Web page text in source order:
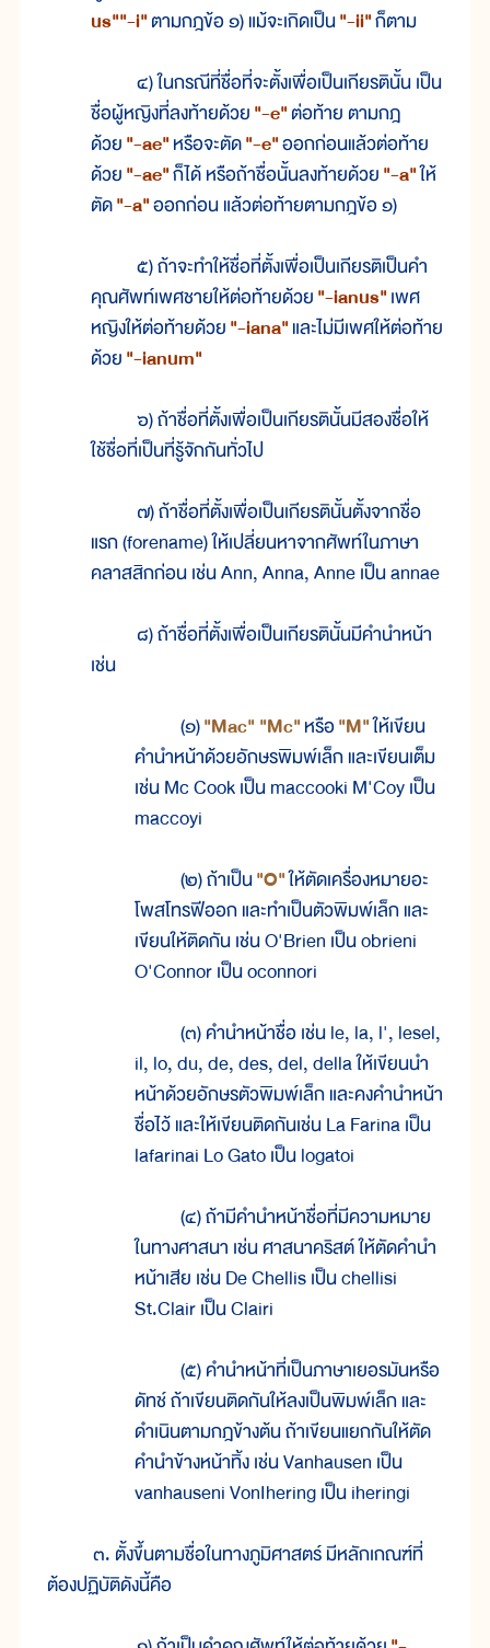
us""-i"ตามกฎข้อ ๑) แม้จะเกิดเป็น"-ii"ก็ตาม
๔) ในกรณีที่ชื่อที่จะตั้งเพื่อเป็นเกียรตินั้น เป็น
ชื่อผู้หญิงที่ลงท้ายด้วย"-e"ต่อท้าย ตามกฎ
ด้วย"-ae"หรือจะตัด"-e"ออกก่อนแล้วต่อท้าย
ด้วย"-ae"ก็ได้ หรือถ้าชื่อนั้นลงท้ายด้วย"-a"ให้
ตัด"-a"ออกก่อน แล้วต่อท้ายตามกฎข้อ ๑)
๕) ถ้าจะทำให้ชื่อที่ตั้งเพื่อเป็นเกียรติเป็นคำ
คุณศัพท์เพศชายให้ต่อท้ายด้วย"-ianus"เพศ
หญิงให้ต่อท้ายด้วย"-iana"และไม่มีเพศให้ต่อท้าย
ด้วย"-ianum"
๖) ถ้าชื่อที่ตั้งเพื่อเป็นเกียรตินั้นมีสองชื่อให้
ใช้ชื่อที่เป็นที่รู้จักกันทั่วไป
๗) ถ้าชื่อที่ตั้งเพื่อเป็นเกียรตินั้นตั้งจากชื่อ
แรก (forename) ให้เปลี่ยนหาจากศัพท์ในภาษา
คลาสสิกก่อน เช่น Ann, Anna, Anne เป็น annae
๘) ถ้าชื่อที่ตั้งเพื่อเป็นเกียรตินั้นมีคำนำหน้า
เช่น
(๑)"Mac" "Mc"หรือ"M"ให้เขียน
คำนำหน้าด้วยอักษรพิมพ์เล็ก และเขียนเต็ม
เช่น Mc Cook เป็น maccooki M'Coy เป็น
maccoyi
(๒) ถ้าเป็น"O"ให้ตัดเครื่องหมายอะ
โพสโทรฟีออก และทำเป็นตัวพิมพ์เล็ก และ
เขียนให้ติดกัน เช่น O'Brien เป็น obrieni
O'Connor เป็น oconnori
(๓) คำนำหน้าชื่อ เช่น le, la, l', lesel,
il, lo, du, de, des, del, della ให้เขียนนำ
หน้าด้วยอักษรตัวพิมพ์เล็ก และคงคำนำหน้า
ชื่อไว้ และให้เขียนติดกันเช่น La Farina เป็น
lafarinai Lo Gato เป็น logatoi
(๔) ถ้ามีคำนำหน้าชื่อที่มีความหมาย
ในทางศาสนา เช่น ศาสนาคริสต์ ให้ตัดคำนำ
หน้าเสีย เช่น De Chellis เป็น chellisi
St.Clair เป็น Clairi
(๕) คำนำหน้าที่เป็นภาษาเยอรมันหรือ
ดัทช์ ถ้าเขียนติดกันให้ลงเป็นพิมพ์เล็ก และ
ดำเนินตามกฎข้างต้น ถ้าเขียนแยกกันให้ตัด
คำนำข้างหน้าทิ้ง เช่น Vanhausen เป็น
vanhauseni VonIhering เป็น iheringi
๓. ตั้งขึ้นตามชื่อในทางภูมิศาสตร์ มีหลักเกณฑ์ที่
ต้องปฏิบัติดังนี้คือ